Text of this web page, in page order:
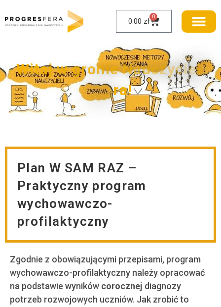
0.00 zł 0
Witaj w gronie Nauczycieli
Jutra!
Plan W SAM RAZ –
Praktyczny program
wychowawczo-
profilaktyczny
Zgodnie z obowiązującymi przepisami, program
wychowawczo-profilaktyczny należy opracować
na podstawie wyników corocznej diagnozy
potrzeb rozwojowych uczniów. Jak zrobić to